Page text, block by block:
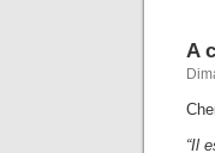
A
“Il